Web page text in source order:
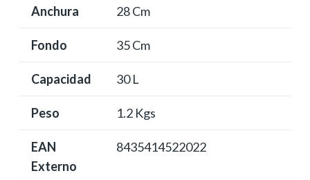
Anchura 28 Cm
Fondo 35 Cm
Capacidad 30 L
Peso 1.2 Kgs
EAN
Externo
8435414522022